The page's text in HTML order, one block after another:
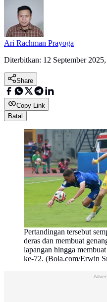
Ari Rachman Prayoga
Diterbitkan: 12 September
Share
Copy Link
Batal
Pertandingan tersebut
deras dan membuat
lapangan hingga
ke-72. (Bola.com/Erwin